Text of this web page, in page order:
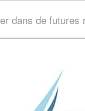
dans de